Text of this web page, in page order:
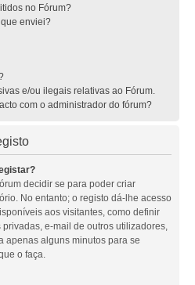
no Fórum?
enviei?
e/ou ilegais relativas ao Fórum.
com o administrador do fórum?
decidir se para poder criar
No entanto; o registo dá-lhe acesso
aos visitantes, como definir
e-mail de outros utilizadores,
apenas alguns minutos para se
o faça.